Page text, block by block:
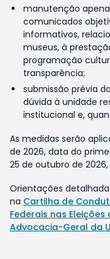
manutenção
comunicados
informativos,
museus, à
programação
transparência;
submissão prévia
dúvida à unidade
institucional e,
As medidas serão
de 2026, data do
25 de outubro de
Orientações
na Cartilha de
Federais nas
Advocacia-Geral da